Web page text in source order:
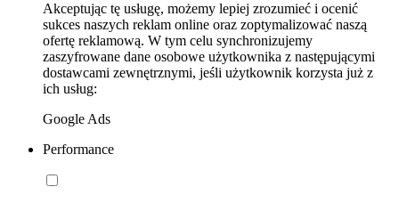
Akceptując tę usługę, możemy lepiej zrozumieć i ocenić
sukces naszych reklam online oraz zoptymalizować naszą
ofertę reklamową. W tym celu synchronizujemy
zaszyfrowane dane osobowe użytkownika z następującymi
dostawcami zewnętrznymi, jeśli użytkownik korzysta już z
ich usług:
Google Ads
Performance